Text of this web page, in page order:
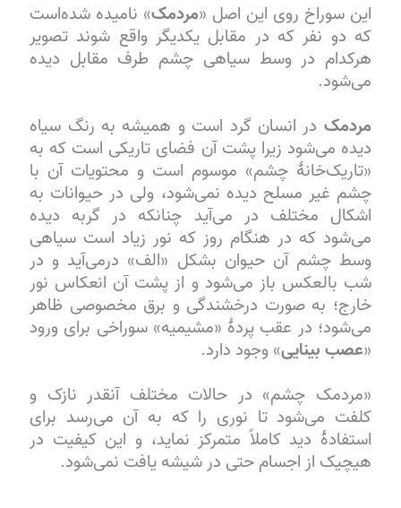
این سوراخ روی این اصل «مردمک» نامیده شده‌است
که دو نفر که در مقابل یکدیگر واقع شوند تصویر
هرکدام در وسط سیاهی چشم طرف مقابل دیده
می‌شود.
مردمک در انسان گرد است و همیشه به رنگ سیاه‌
دیده می‌شود زیرا پشت آن فضای تاریکی است که به
«تاریک‌خانهٔ چشم» موسوم است و محتویات آن با
چشم غیر مسلح دیده نمی‌شود، ولی در حیوانات به
اشکال مختلف در می‌آید چنانکه در گربه دیده
می‌شود که در هنگام روز که نور زیاد است سیاهی
وسط چشم آن حیوان بشکل «الف» درمی‌آید و در
شب بالعکس باز می‌شود و از پشت آن انعکاس نور
خارج؛ به صورت درخشندگی و برق مخصوصی ظاهر
می‌شود؛ در عقب پردهٔ «مشیمیه» سوراخی برای ورود
«عصب بینایی» وجود دارد.
«مردمک چشم» در حالات مختلف آنقدر نازک و
کلفت می‌شود تا نوری را که به آن می‌رسد برای
استفادهٔ دید کاملاً متمرکز نماید، و این کیفیت در
هیچیک از اجسام حتی در شیشه یافت نمی‌شود.